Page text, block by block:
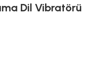
Dil Vibratörü